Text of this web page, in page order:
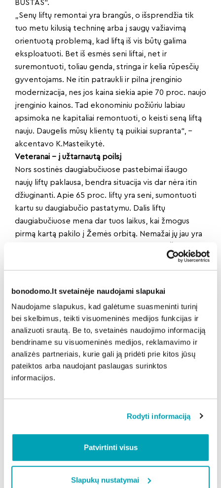
bonodomo.lt svetainėje naudojami slapukai
Naudojame slapukus, kad galėtume suasmeninti turinį
bei skelbimus, teikti visuomeninės medijos funkcijas ir
analizuoti srautą. Be to, svetainės naudojimo informaciją
bendriname su visuomeninės medijos, reklamavimo ir
analizės partneriais, kurie gali ją pridėti prie kitos jūsų
pateiktos arba naudojant paslaugas surinktos
informacijos.
Rodyti informaciją
Patvirtinti visus
Slapukų nustatymai
BŪSTAS“.
„Senų liftų remontai yra brangūs, o išsprendžia tik
tuo metu kilusią techninę arba į saugų važiavimą
orientuotą problemą, kad liftą iš vis būtų galima
eksploatuoti. Bet iš esmės seni liftai, net ir
suremontuoti, toliau genda, stringa ir kelia rūpesčių
gyventojams. Ne itin patraukli ir pilna įrenginio
modernizacija, nes jos kaina siekia apie 70 proc. naujo
įrenginio kainos. Tad ekonominiu požiūriu labiau
apsimoka ne kapitaliai remontuoti, o keisti seną liftą
nauju. Daugelis mūsų klientų tą puikiai supranta“, –
akcentavo K.Masteikytė.
Veteranai – į užtarnautą poilsį
Nors sostinės daugiabučiuose pastebimai išaugo
naujų liftų paklausa, bendra situacija vis dar nėra itin
džiuginanti. Apie 65 proc. liftų yra seni, sumontuoti
kartu su daugiabučio pastatymu. Dalis liftų
daugiabučiuose mena dar tuos laikus, kai žmogus
pirmą kartą pakilo į Žemės orbitą. Nemažai jų jau yra
Anot K.Masteikytės, daugiausia senų liftų vis dar yra
„Seniems liftams gamintojai buvo nustatę 25 metų
eksploatacijos laikotarpį, tai šiandien maždaug du
trečdaliai sostinės daugiabučiuose esančių liftų šį
terminą yra pralenkę kone dvigubai. Natūralu, kad jie
tiek techniškai, tiek morališkai atgyvenę, ir tik dėka
ypatingos ir nuolat vykdomos priežiūros,
pasikartojančių remontų, saugumo atžvilgiu vis dar
šie veteranai nustos veikti ir išeis į užtarnautą poilsį.
Džiugu, kad tą supranta vis daugiau gyventojų ir,
BŪSTO“ Klientų atstovavimo grupės vadovė.